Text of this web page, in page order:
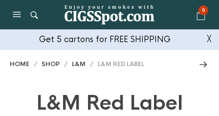
0
Get 5 cartons for FREE SHIPPING ╳
HOME / SHOP / L&M / L&M RED LABEL
L&M Red Label